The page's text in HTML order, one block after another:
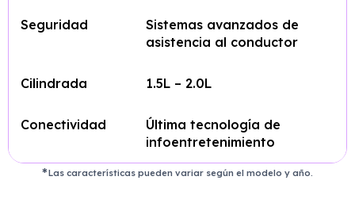
Seguridad
Sistemas avanzados de
asistencia al conductor
Cilindrada 1.5L – 2.0L
Conectividad
Última tecnología de
infoentretenimiento
Las características pueden variar según el modelo y año.